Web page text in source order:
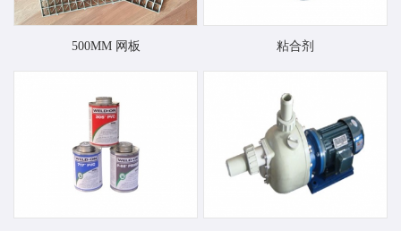
500MM 网板 粘合剂